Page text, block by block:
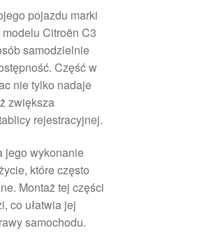
pojazdu marki
Citroën C3
samodzielnie
Część w
nie tylko nadaje
zwiększa
rejestracyjnej.
jego wykonanie
które często
Montaż tej części
co ułatwia jej
samochodu.